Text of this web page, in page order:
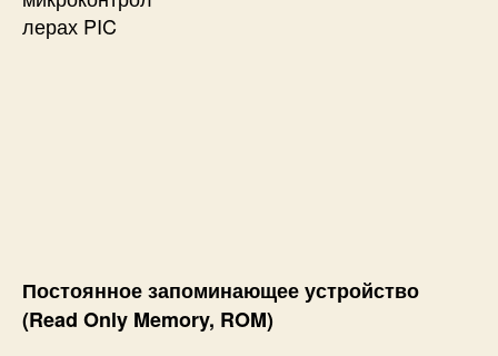
Постоянное запоминающее устройство
(Read Only Memory, ROM)